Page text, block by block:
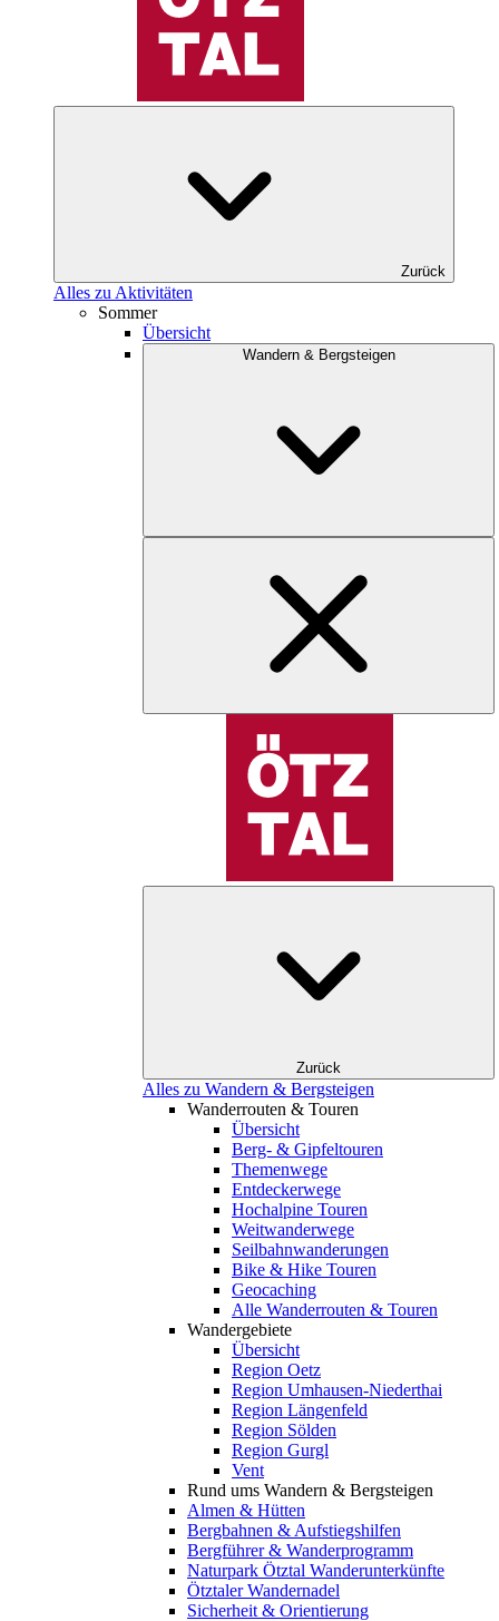
Zurück
Alles zu Aktivitäten
Sommer
Übersicht
Wandern & Bergsteigen
Zurück
Alles zu Wandern & Bergsteigen
Wanderrouten & Touren
Übersicht
Berg- & Gipfeltouren
Themenwege
Entdeckerwege
Hochalpine Touren
Weitwanderwege
Seilbahnwanderungen
Bike & Hike Touren
Geocaching
Alle Wanderrouten & Touren
Wandergebiete
Übersicht
Region Oetz
Region Umhausen-Niederthai
Region Längenfeld
Region Sölden
Region Gurgl
Vent
Rund ums Wandern & Bergsteigen
Almen & Hütten
Bergbahnen & Aufstiegshilfen
Bergführer & Wanderprogramm
Naturpark Ötztal Wanderunterkünfte
Ötztaler Wandernadel
Sicherheit & Orientierung